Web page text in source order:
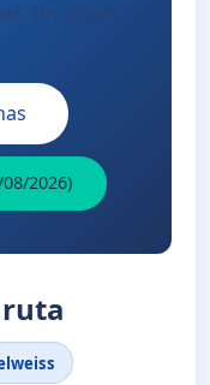
Sin cargos
2026)